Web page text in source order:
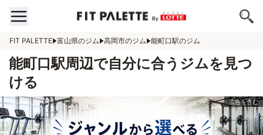
FIT PALETTE 富山県のジム 高岡市のジム 能町口駅のジム
能町口駅周辺で自分に合うジムを見つ
ける